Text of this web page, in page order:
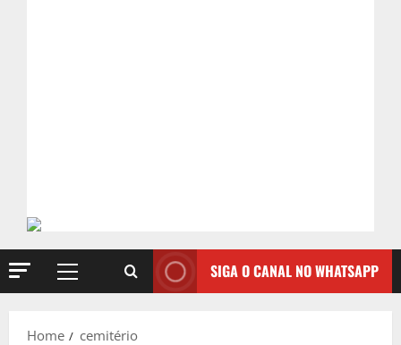
Primary
SIGA O CANAL NO WHATSAPP
Home cemitério